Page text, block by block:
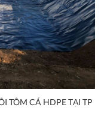
TÔM CÁ HDPE TẠI TP